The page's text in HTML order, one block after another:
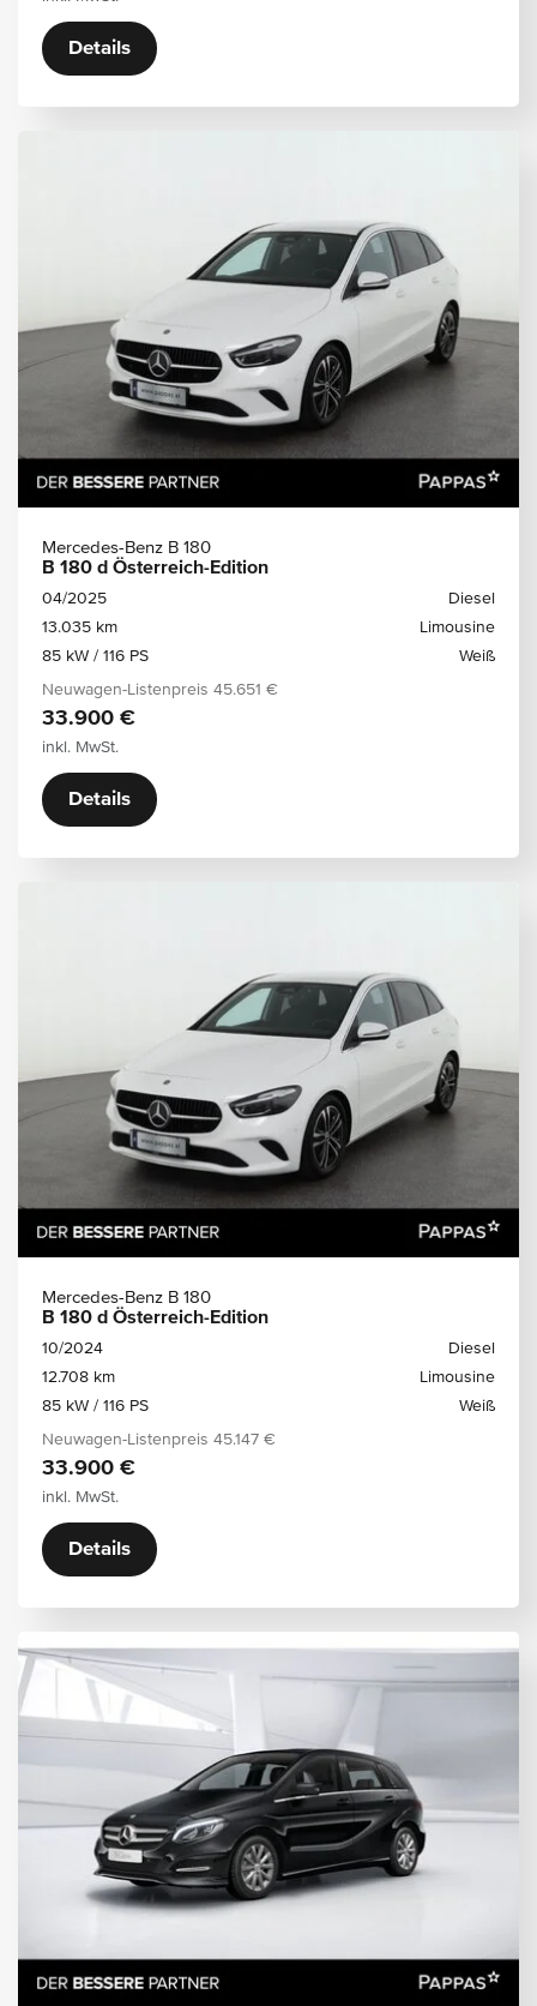
Details
Mercedes-Benz B 180
B 180 d Österreich-Edition
04/2025
Diesel
13.035 km
Limousine
85 kW / 116 PS
Weiß
Neuwagen-Listenpreis 45.651 €
33.900 €
inkl. MwSt.
Details
Mercedes-Benz B 180
B 180 d Österreich-Edition
10/2024
Diesel
12.708 km
Limousine
85 kW / 116 PS
Weiß
Neuwagen-Listenpreis 45.147 €
33.900 €
inkl. MwSt.
Details